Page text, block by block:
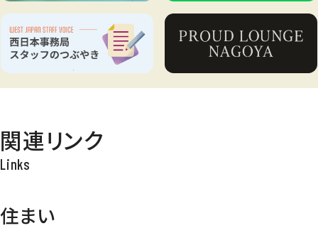
関連リンク
住まい